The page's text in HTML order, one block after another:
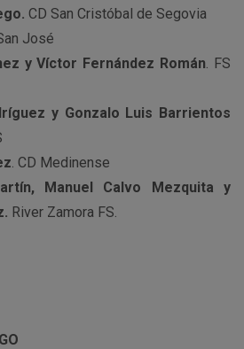
CD San Cristóbal de Segovia
José
y Víctor Fernández Román. FS
y Gonzalo Luis Barrientos
. CD Medinense
Manuel Calvo Mezquita y
River Zamora FS.